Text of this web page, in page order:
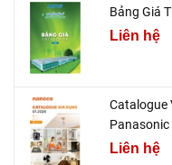
Bảng Giá
Liên hệ
Catalogue
Liên hệ